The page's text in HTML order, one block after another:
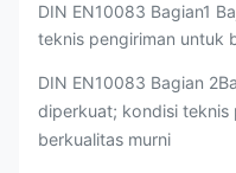
DIN EN10083 Bagian1
teknis pengiriman untuk
DIN EN10083 Bagian 2
diperkuat; kondisi teknis
berkualitas murni